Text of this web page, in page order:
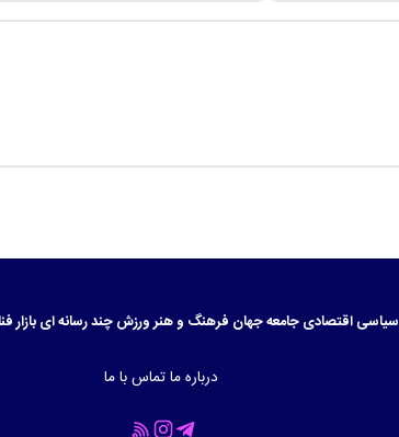
سیاسیاقتصادیجامعهجهان فرهنگ و هنرورزشچند رسانه ایبازار
درباره ماتماس با ما